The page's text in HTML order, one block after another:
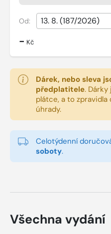
Od:
- Kč
Dárek, nebo sleva
předplatitele. Dárky
plátce, a to
úhrady.
Celotýdenní
soboty.
Všechna vydání